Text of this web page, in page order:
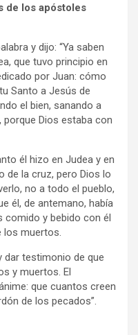
de los apóstoles
y dijo: “Ya saben
que tuvo principio en
por Juan: cómo
Santo a Jesús de
el bien, sanando a
Dios estaba con
él hizo en Judea y en
de la cruz, pero Dios lo
no a todo el pueblo,
él, de antemano, había
comido y bebido con él
los muertos.
dar testimonio de que
y muertos. El
que cuantos creen
de los pecados”.